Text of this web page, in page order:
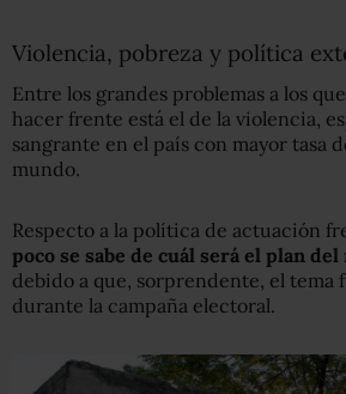
Violencia, pobreza y política
Entre los grandes problemas a los
hacer frente está el de la violencia,
sangrante en el país con mayor tasa
mundo.
Respecto a la política de actuación
poco se sabe de cuál será el plan
debido a que, sorprendente, el tema
durante la campaña electoral.